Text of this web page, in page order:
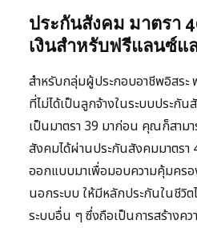
ประกันสังคม มาตรา
เงินสำหรับฟรีแลนซ์แ
สำหรับกลุ่มผู้ประกอบอาชีพอิสร
ที่ไม่ได้เป็นลูกจ้างในระบบประกัน
เป็นมาตรา 39 มาก่อน คุณก็สาม
สังคมได้ผ่านประกันสังคมมาตรา
ออกแบบมาเพื่อมอบความคุ้มคร
นอกระบบ ให้มีหลักประกันในชีวิ
ระบบอื่น ๆ ซึ่งถือเป็นการสร้าง